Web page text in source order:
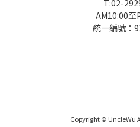
T:02-
AM10:00至
統一編號：
Copyright © UncleWu